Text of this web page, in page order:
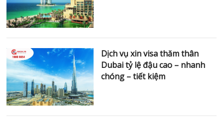
Dịch vụ xin visa thăm thân
Dubai tỷ lệ đậu cao – nhanh
chóng – tiết kiệm